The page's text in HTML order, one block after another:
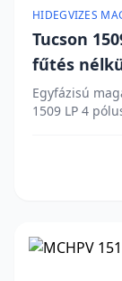
automatikus
valamint
tartozéktartó
HIDEGVIZES
Tucson
fűtés
Egyfázisú
1509 LP 4
beépített
A Total Stop
motort a
rendelkezik.